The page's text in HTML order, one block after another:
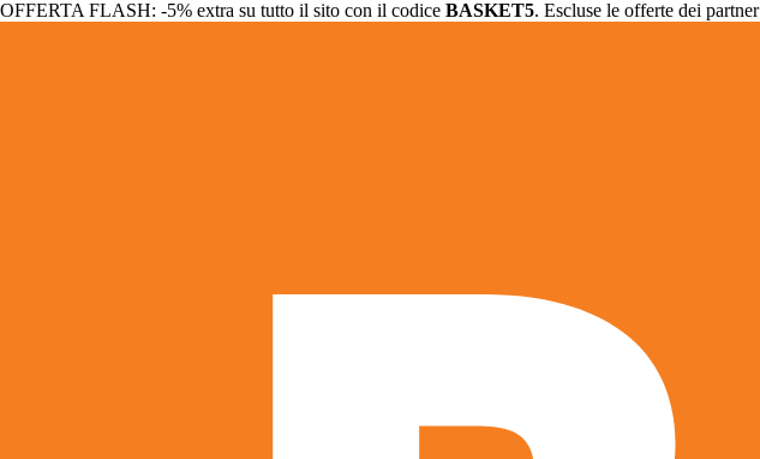
OFFERTA FLASH: -5% extra su tutto il sito con il codice BASKET5. Escluse le offerte dei partner